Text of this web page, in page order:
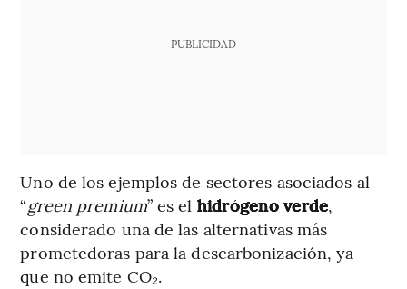
PUBLICIDAD
Uno de los ejemplos de sectores asociados al
“green premium” es el hidrógeno verde,
considerado una de las alternativas más
prometedoras para la descarbonización, ya
que no emite CO₂.